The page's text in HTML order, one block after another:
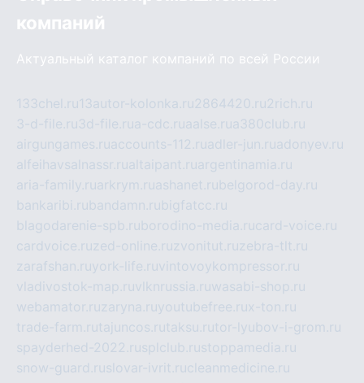
компаний
Актуальный каталог компаний по всей России
133chel.ru13autor-kolonka.ru2864420.ru2rich.ru
3-d-file.ru3d-file.rua-cdc.ruaalse.rua380club.ru
airgungames.ruaccounts-112.ruadler-jun.ruadonyev.ru
alfeihavsalnassr.rualtaipant.ruargentinamia.ru
aria-family.ruarkrym.ruashanet.rubelgorod-day.ru
bankaribi.rubandamn.rubigfatcc.ru
blagodarenie-spb.ruborodino-media.rucard-voice.ru
cardvoice.ruzed-online.ruzvonitut.ruzebra-tlt.ru
zarafshan.ruyork-life.ruvintovoykompressor.ru
vladivostok-map.ruvlknrussia.ruwasabi-shop.ru
webamator.ruzaryna.ruyoutubefree.rux-ton.ru
trade-farm.rutajuncos.rutaksu.rutor-lyubov-i-grom.ru
spayderhed-2022.rusplclub.rustoppamedia.ru
snow-guard.ruslovar-ivrit.rucleanmedicine.ru